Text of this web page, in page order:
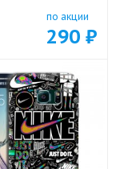
по акции
290 ₽